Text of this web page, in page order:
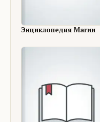
Энциклопедия Магии